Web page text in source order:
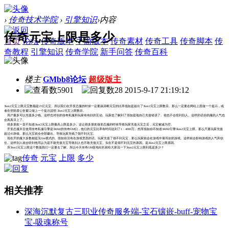
› 传奇技术学院 › 引擎知识›内容
首页 论坛 传奇版本 手游版本 传奇素材 传奇工具 传奇脚本 传
奇教程 引擎知识 传奇学院 新手问答 传奇百科
传奇元宝上限是多少
楼主 GMbb8论坛 超级版主
5901
28 2015-9-17 21:19:12
3km2元宝上限元宝数额是21亿元宝。所以我们在开变态服的时候一定要搞清晰元宝的比率假如是超出了3km2元宝上限数目。那么一定要在网站上面做一个提示，或
者在登陆器公告窗口做上一个提示说明 3km2元宝上限数目。
用户最多可以充值多少钱。这样也对你的传奇私服和玩家有有好的互动。玩家也了解到了假如是他自己充值错误了。他也不会怪到别人。这样的话你的服的人气也
会真真日上了。
很多朋友一直不知道3km2元宝上限最高上限是多少。这让很多朋友做变态服的时候导致玩家充值元宝之后，元宝被减为空。
开变态服并且使用传奇私服引擎是3KM2的传奇GM们，他们的元宝比率有时间达到了1：4000万。然而假如你不知道3KM2引擎3km2元宝上限。那么只要玩家充值
超过45块钱，那么元宝就会全部爆出。导致玩家充钱了领不到元宝。
现在开的服大多数都是无Gm模式的。假如你没有在游戏里面的话。玩家充值了领不到元宝，那么玩家就会在游戏中痛骂你的游戏。这样就会影响游戏的人气和信
任。这样别人就会听到他骂认为是不能充值元宝导致别人也不敢充值元宝。实在不是领不到元宝的原因。是3km2元宝上限原因。
所3km2元宝上限这个数值我们一定要去了解。所以今天传奇GM基地站长就给大家说一下3km2元宝上限到底是多少？
传奇 元宝 上限 多少
相关推荐
深海沉默复古三职业传奇服务端-宝石镶嵌-buff-宠物宝
宝-吸魂称号